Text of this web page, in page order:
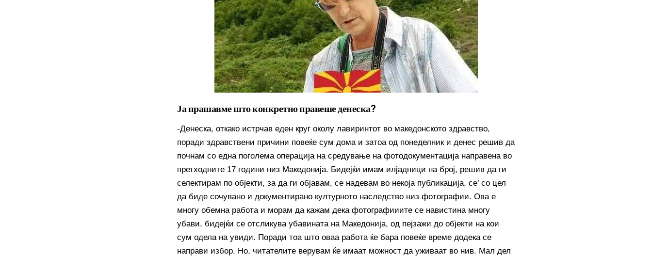
Ја прашавме што конкретно правеше денеска?
-Денеска, откако истрчав еден круг околу лавиринтот во македонското здравство,
поради здравствени причини повеќе сум дома и затоа од понеделник и денес решив да
почнам со една поголема операција на средување на фотодокументација направена во
претходните 17 години низ Македонија. Бидејќи имам илјадници на број, решив да ги
селектирам по објекти, за да ги објавам, се надевам во некоја публикација, се’ со цел
да биде сочувано и документирано културното наследство низ фотографии. Ова е
многу обемна работа и морам да кажам дека фотографииите се навистина многу
убави, бидејќи се отсликува убавината на Македонија, од пејзажи до објекти на кои
сум одела на увиди. Поради тоа што оваа работа ќе бара повеќе време додека се
направи избор. Но, читателите верувам ќе имаат можност да уживаат во нив. Мал дел